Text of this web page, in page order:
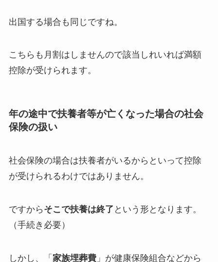
出国する場合も同じですね。
こちらも月割はしませんので該当しれいれば満額
控除が受けられます。
年の途中で扶養者等が亡くなった場合の社会
保険の扱い
社会保険の場合は扶養者がいるからといって控除
が受けられるわけではありません。
ですから そこで扶養は終了 という形となります。
（手続き必要）
しかし、「 家族埋葬費」が健康保険組合などから